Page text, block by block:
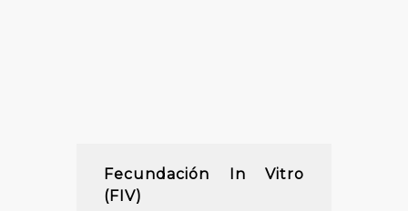
Fecundación In Vitro
(FIV)